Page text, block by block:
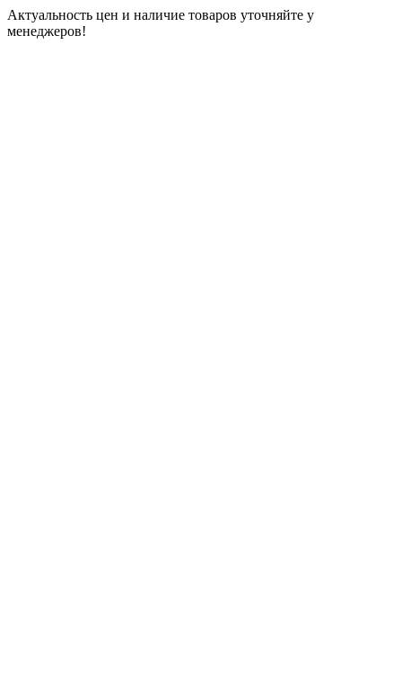
Актуальность цен и наличие товаров уточняйте у
менеджеров!